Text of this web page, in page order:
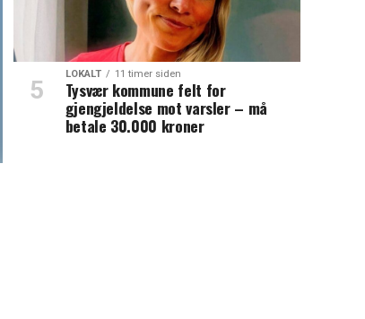
LOKALT 11 timer siden
Tysvær kommune felt for
gjengjeldelse mot varsler – må
betale 30.000 kroner